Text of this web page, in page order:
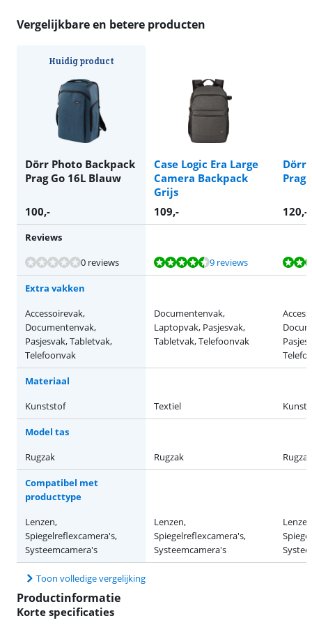
Vergelijkbare en betere producten
Huidig product
Dörr Photo Backpack
Prag Go 16L Blauw
Case Logic Era Large
Camera Backpack
Grijs
Dörr
Prag
100,- 109,- 120,-
Reviews
0 reviews
Beoordeling is 9,0 van de 10, gebaseerd op 9 reviews.9 reviews
Beoordeling is 9,6 van de 10, gebaseerd op 1 review.
Beoordeling is 8,8 van de 10, gebaseerd op 1 review.
Beoordeling is 9,5 van de 10, gebaseerd op 7 reviews.
Extra vakken
Accessoirevak,
Documentenvak,
Pasjesvak, Tabletvak,
Telefoonvak
Documentenvak,
Laptopvak, Pasjesvak,
Tabletvak, Telefoonvak
Materiaal
Kunststof
Textiel
Model tas
Rugzak
Rugzak Rugzak
Compatibel met
producttype
Lenzen,
Spiegelreflexcamera's,
Systeemcamera's
Lenzen,
Spiegelreflexcamera's,
Systeemcamera's
Toon volledige vergelijking
Productinformatie
Korte specificaties